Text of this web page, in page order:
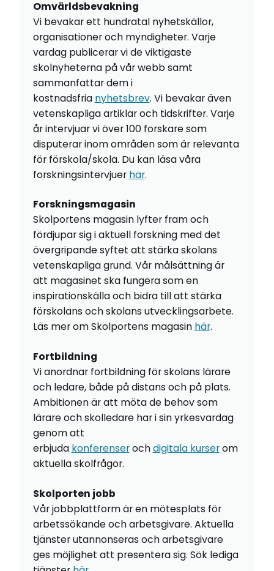
Omvärldsbevakning
Vi bevakar ett hundratal nyhetskällor,
organisationer och myndigheter. Varje
vardag publicerar vi de viktigaste
skolnyheterna på vår webb samt
sammanfattar dem i
kostnadsfria nyhetsbrev. Vi bevakar även
vetenskapliga artiklar och tidskrifter. Varje
år intervjuar vi över 100 forskare som
disputerar inom områden som är relevanta
för förskola/skola. Du kan läsa våra
forskningsintervjuer här.
Forskningsmagasin
Skolportens magasin lyfter fram och
fördjupar sig i aktuell forskning med det
övergripande syftet att stärka skolans
vetenskapliga grund. Vår målsättning är
att magasinet ska fungera som en
inspirationskälla och bidra till att stärka
förskolans och skolans utvecklingsarbete.
Läs mer om Skolportens magasin här.
Fortbildning
Vi anordnar fortbildning för skolans lärare
och ledare, både på distans och på plats.
Ambitionen är att möta de behov som
lärare och skolledare har i sin yrkesvardag
genom att
erbjuda konferenserochdigitala kurserom
aktuella skolfrågor.
Skolporten jobb
Vår jobbplattform är en mötesplats för
arbetssökande och arbetsgivare. Aktuella
tjänster utannonseras och arbetsgivare
ges möjlighet att presentera sig. Sök lediga